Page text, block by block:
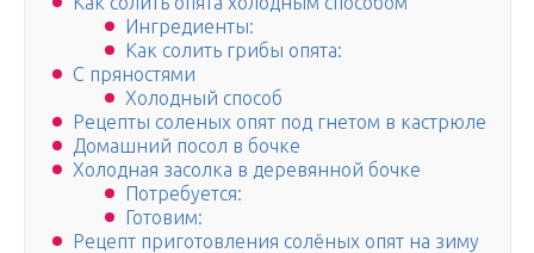
Ингредиенты:
Как солить грибы опята:
С пряностями
Холодный способ
Рецепты соленых опят под гнетом в кастрюле
Домашний посол в бочке
Холодная засолка в деревянной бочке
Потребуется:
Готовим:
Рецепт приготовления солёных опят на зиму